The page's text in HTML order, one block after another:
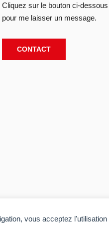
vous acceptez
Cliquez sur le bouton ci-dessous
pour me laisser un message.
CONTACT